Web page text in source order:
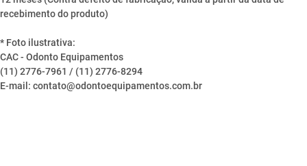
recebimento do produto)
* Foto ilustrativa:
CAC - Odonto Equipamentos
(11) 2776-7961 / (11) 2776-8294
E-mail: contato@odontoequipamentos.com.br